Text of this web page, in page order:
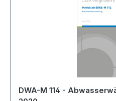
DWA-M 114 -